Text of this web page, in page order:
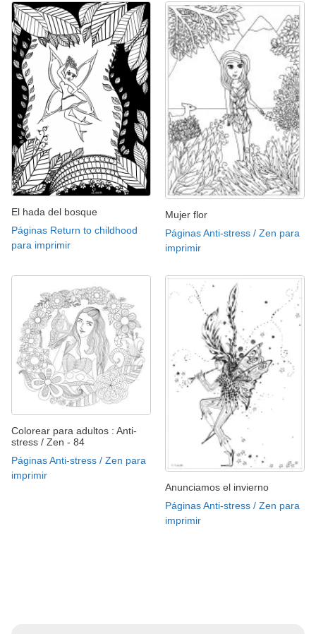
El hada del bosque
Páginas Return to childhood
para imprimir
Mujer flor
Páginas Anti-stress / Zen para
imprimir
Colorear para adultos : Anti-
stress / Zen - 84
Páginas Anti-stress / Zen para
imprimir
Anunciamos el invierno
Páginas Anti-stress / Zen para
imprimir